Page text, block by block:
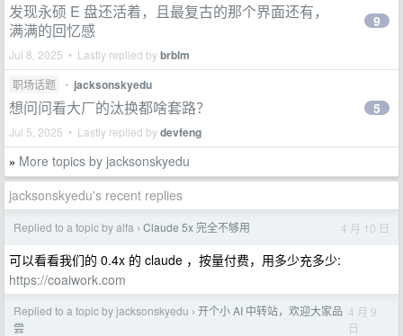
发现永硕 E 盘还活着，且最复古的那个界面还有，
满满的回忆感
Jul 8, 2025 • Lastly replied bybrblm
9
职场话题 • jacksonskyedu
想问问看大厂的汰换都啥套路？
Jul 5, 2025 • Lastly replied bydevfeng
5
» More topics by jacksonskyedu
jacksonskyedu's recent replies
Replied to a topic by alfa › Claude 5x 完全不够用 4 月 10 日
可以看看我们的 0.4x 的 claude ，按量付费，用多少充多少:
https://coaiwork.com
Replied to a topic by jacksonskyedu › 开个小 AI 中转站，欢迎大家品
尝
4 月 9
日